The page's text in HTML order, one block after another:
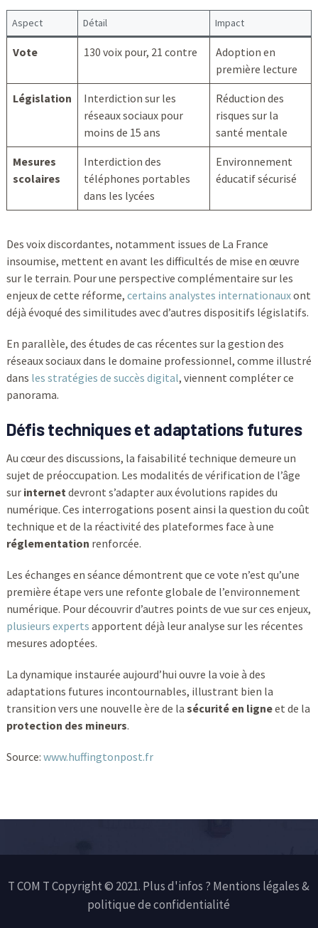
Aspect Détail Impact
Vote 130 voix pour, 21 contre
Adoption en
première lecture
Législation
Interdiction sur les
réseaux sociaux pour
moins de 15 ans
Réduction des
risques sur la
santé mentale
Mesures
scolaires
Interdiction des
téléphones portables
dans les lycées
Environnement
éducatif sécurisé
Des voix discordantes, notamment issues de La France
insoumise, mettent en avant les difficultés de mise en œuvre
sur le terrain. Pour une perspective complémentaire sur les
enjeux de cette réforme, certains analystes internationauxont
déjà évoqué des similitudes avec d’autres dispositifs législatifs.
En parallèle, des études de cas récentes sur la gestion des
réseaux sociaux dans le domaine professionnel, comme illustré
dans les stratégies de succès digital, viennent compléter ce
panorama.
Défis techniques et adaptations futures
Au cœur des discussions, la faisabilité technique demeure un
sujet de préoccupation. Les modalités de vérification de l’âge
sur internetdevront s’adapter aux évolutions rapides du
numérique. Ces interrogations posent ainsi la question du coût
technique et de la réactivité des plateformes face à une
réglementation renforcée.
Les échanges en séance démontrent que ce vote n’est qu’une
première étape vers une refonte globale de l’environnement
numérique. Pour découvrir d’autres points de vue sur ces enjeux,
plusieurs experts apportent déjà leur analyse sur les récentes
mesures adoptées.
La dynamique instaurée aujourd’hui ouvre la voie à des
adaptations futures incontournables, illustrant bien la
transition vers une nouvelle ère de la sécurité en ligneet de la
protection des mineurs.
Source: www.huffingtonpost.fr
T COM T Copyright © 2021. Plus d'infos ? Mentions légales &
politique de confidentialité